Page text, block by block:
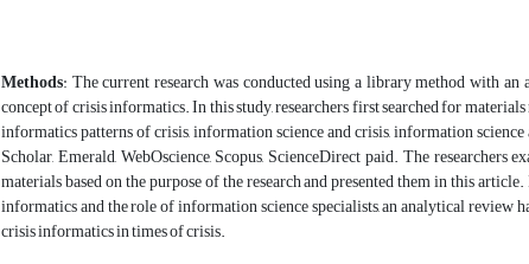
Methods: The current research was conducted using a library method with
concept of crisis informatics. In this study, researchers first searched for
informatics patterns of crisis, information science and crisis, information
Scholar, Emerald, WebOscience, Scopus, ScienceDirect paid. The
materials based on the purpose of the research and presented them in this
informatics and the role of information science specialists, an analytical review
crisis informatics in times of crisis.